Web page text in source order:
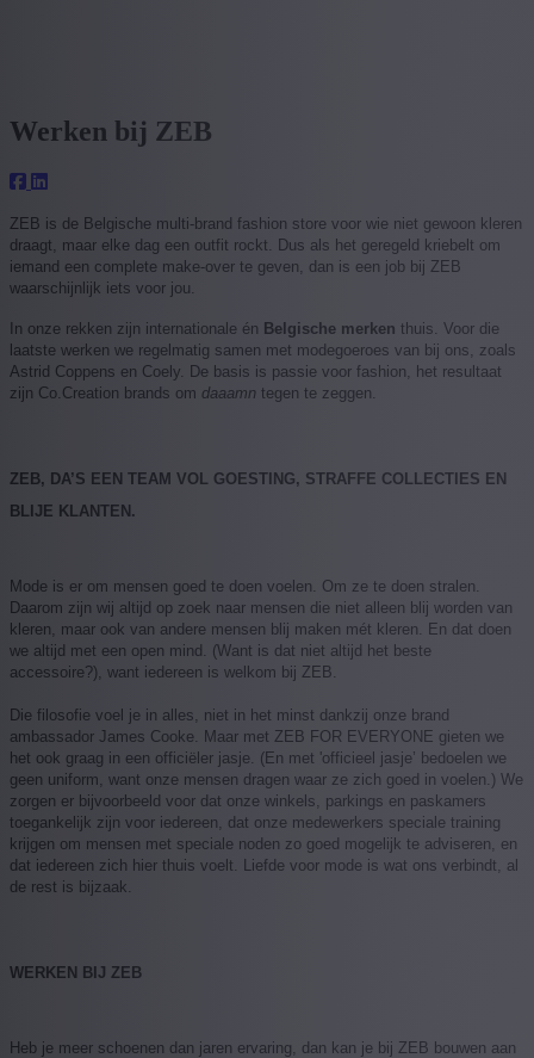
Werken bij ZEB
ZEB is de Belgische multi-brand fashion store voor wie niet gewoon kleren
draagt, maar elke dag een outfit rockt. Dus als het geregeld kriebelt om
iemand een complete make-over te geven, dan is een job bij ZEB
waarschijnlijk iets voor jou.
In onze rekken zijn internationale én Belgische merken thuis. Voor die
laatste werken we regelmatig samen met modegoeroes van bij ons, zoals
Astrid Coppens en Coely. De basis is passie voor fashion, het resultaat
zijn Co.Creation brands om daaamn tegen te zeggen.
ZEB, DA’S EEN TEAM VOL GOESTING, STRAFFE COLLECTIES EN
BLIJE KLANTEN.
Mode is er om mensen goed te doen voelen. Om ze te doen stralen.
Daarom zijn wij altijd op zoek naar mensen die niet alleen blij worden van
kleren, maar ook van andere mensen blij maken mét kleren. En dat doen
we altijd met een open mind. (Want is dat niet altijd het beste
accessoire?), want iedereen is welkom bij ZEB.
Die filosofie voel je in alles, niet in het minst dankzij onze brand
ambassador James Cooke. Maar met ZEB FOR EVERYONE gieten we
het ook graag in een officiëler jasje. (En met 'officieel jasje’ bedoelen we
geen uniform, want onze mensen dragen waar ze zich goed in voelen.) We
zorgen er bijvoorbeeld voor dat onze winkels, parkings en paskamers
toegankelijk zijn voor iedereen, dat onze medewerkers speciale training
krijgen om mensen met speciale noden zo goed mogelijk te adviseren, en
dat iedereen zich hier thuis voelt. Liefde voor mode is wat ons verbindt, al
de rest is bijzaak.
WERKEN BIJ ZEB
Heb je meer schoenen dan jaren ervaring, dan kan je bij ZEB bouwen aan